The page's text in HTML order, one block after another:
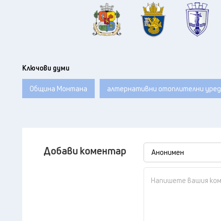
Ключови думи
Община Монтана алтернативни отоплителни
Добави коментар